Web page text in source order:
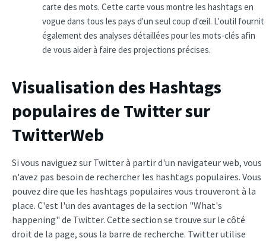
carte des mots. Cette carte vous montre les hashtags en
vogue dans tous les pays d'un seul coup d'œil. L'outil fournit
également des analyses détaillées pour les mots-clés afin
de vous aider à faire des projections précises.
Visualisation des Hashtags
populaires de Twitter sur
TwitterWeb
Si vous naviguez sur Twitter à partir d'un navigateur web, vous
n'avez pas besoin de rechercher les hashtags populaires. Vous
pouvez dire que les hashtags populaires vous trouveront à la
place. C'est l'un des avantages de la section "What's
happening" de Twitter. Cette section se trouve sur le côté
droit de la page, sous la barre de recherche. Twitter utilise